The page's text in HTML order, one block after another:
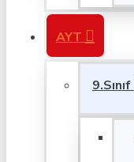
AYT
9.Sınıf